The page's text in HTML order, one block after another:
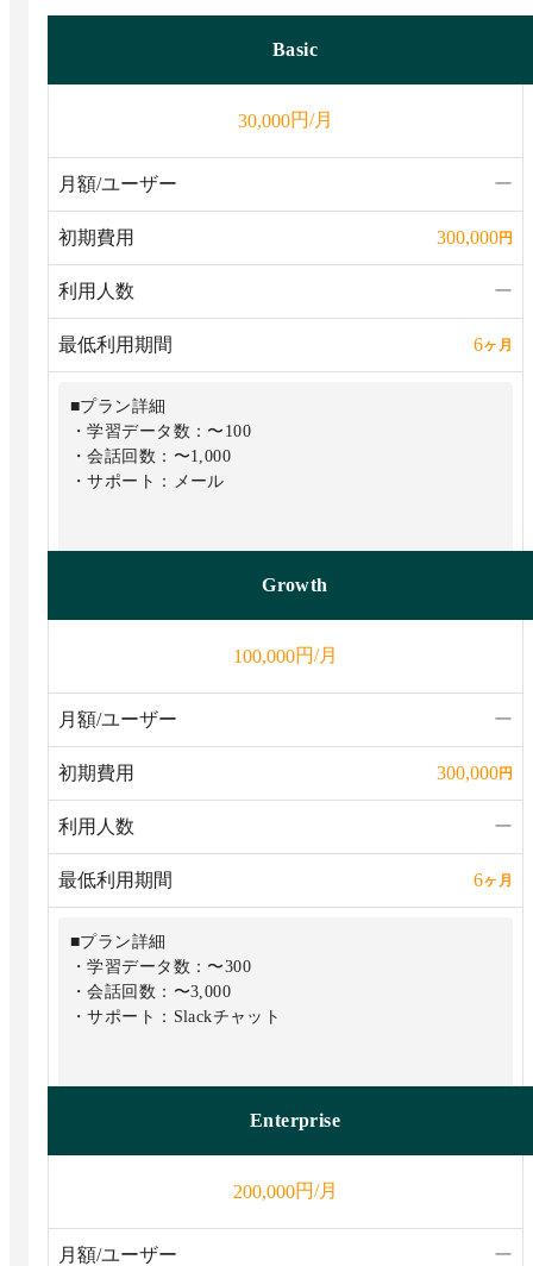
Basic
30,000円/月
月額/ユーザー ー
初期費用 300,000円
利用人数 ー
最低利用期間 6ヶ月
■プラン詳細
・学習データ数：〜100
・会話回数：〜1,000
・サポート：メール
Growth
100,000円/月
月額/ユーザー ー
初期費用 300,000円
利用人数 ー
最低利用期間 6ヶ月
■プラン詳細
・学習データ数：〜300
・会話回数：〜3,000
Enterprise
200,000円/月
月額/ユーザー ー